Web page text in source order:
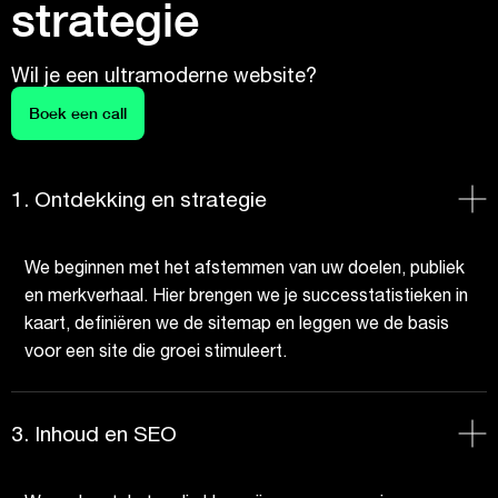
strategie
Wil je een ultramoderne website?
Boek een call
1. Ontdekking en strategie
We beginnen met het afstemmen van uw doelen, publiek
en merkverhaal. Hier brengen we je successtatistieken in
kaart, definiëren we de sitemap en leggen we de basis
voor een site die groei stimuleert.
3. Inhoud en SEO